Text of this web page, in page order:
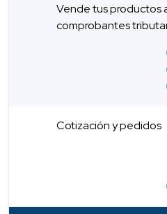
Vende tus productos
comprobantes
Cotización y pedidos